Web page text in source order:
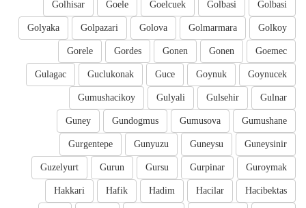
Golbasi
Golbasi
Goelcuek
Goele
Golhisar
Golkoy
Golmarmara
Golova
Golpazari
Golyaka
Goemec
Gonen
Gonen
Gordes
Gorele
Goynucek
Goynuk
Guce
Guclukonak
Gulagac
Gulnar
Gulsehir
Gulyali
Gumushacikoy
Gumushane
Gumusova
Gundogmus
Guney
Guneysinir
Guneysu
Gunyuzu
Gurgentepe
Guroymak
Gurpinar
Gursu
Gurun
Guzelyurt
Hacibektas
Hacilar
Hadim
Hafik
Hakkari